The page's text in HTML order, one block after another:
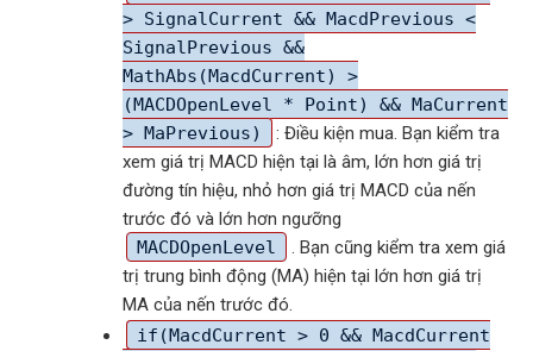
> SignalCurrent && MacdPrevious <
SignalPrevious &&
MathAbs(MacdCurrent) >
(MACDOpenLevel * Point) && MaCurrent
> MaPrevious)
: Điều kiện mua. Bạn kiểm tra
xem giá trị MACD hiện tại là âm, lớn hơn giá trị
đường tín hiệu, nhỏ hơn giá trị MACD của nến
trước đó và lớn hơn ngưỡng
MACDOpenLevel
. Bạn cũng kiểm tra xem giá
trị trung bình động (MA) hiện tại lớn hơn giá trị
MA của nến trước đó.
if(MacdCurrent > 0 && MacdCurrent